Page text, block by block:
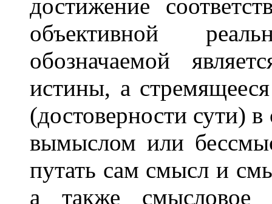
достижение
объективной
обозначаемой
истины, а
(достоверности сути)
вымыслом или
путать сам смысл и
а также